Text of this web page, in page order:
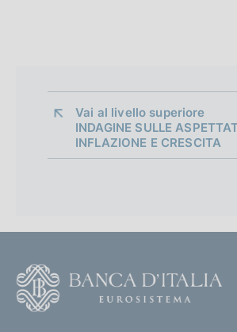
Vai al livello superiore
INDAGINE SULLE
INFLAZIONE E CRESCITA